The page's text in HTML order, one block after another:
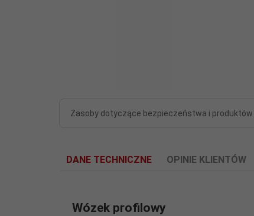
Zasoby dotyczące bezpieczeństwa i produktów
DANE TECHNICZNE OPINIE KLIENTÓW
Wózek profilowy